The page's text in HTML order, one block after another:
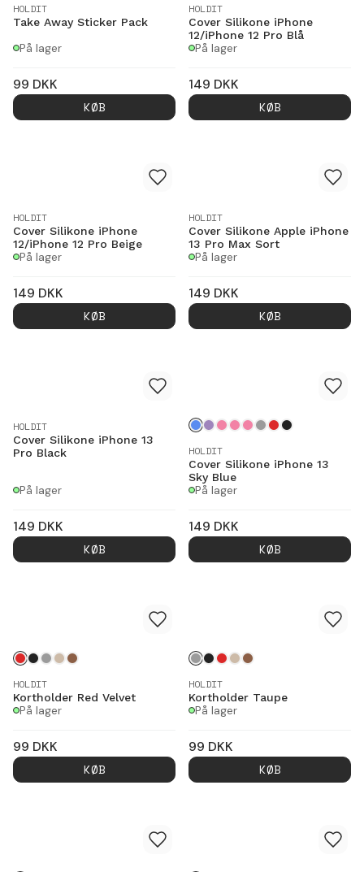
HOLDIT
Take Away Sticker Pack
På lager
99 DKK
KØB
HOLDIT
Cover Silikone iPhone
12/iPhone 12 Pro Blå
På lager
149 DKK
KØB
HOLDIT
Cover Silikone iPhone
12/iPhone 12 Pro Beige
På lager
149 DKK
KØB
HOLDIT
Cover Silikone Apple iPhone
13 Pro Max Sort
På lager
149 DKK
KØB
HOLDIT
Cover Silikone iPhone 13
Pro Black
På lager
149 DKK
KØB
HOLDIT
Cover Silikone iPhone 13
Sky Blue
På lager
149 DKK
KØB
HOLDIT
Kortholder Red Velvet
På lager
99 DKK
KØB
HOLDIT
Kortholder Taupe
På lager
99 DKK
KØB